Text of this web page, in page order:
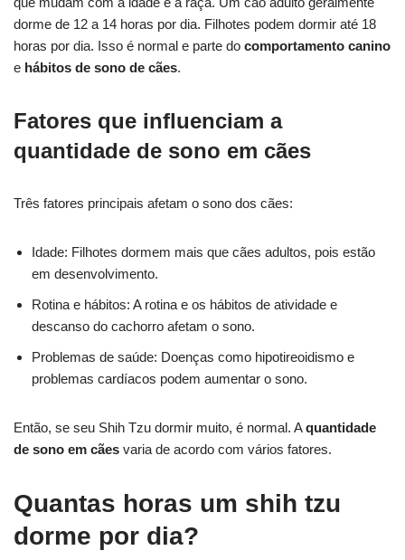
dorme de 12 a 14 horas por dia. Filhotes podem dormir até 18
horas por dia. Isso é normal e parte do comportamento canino
e hábitos de sono de cães.
Fatores que influenciam a
quantidade de sono em cães
Três fatores principais afetam o sono dos cães:
Idade: Filhotes dormem mais que cães adultos, pois estão
em desenvolvimento.
Rotina e hábitos: A rotina e os hábitos de atividade e
descanso do cachorro afetam o sono.
Problemas de saúde: Doenças como hipotireoidismo e
problemas cardíacos podem aumentar o sono.
Então, se seu Shih Tzu dormir muito, é normal. Aquantidade
de sono em cães varia de acordo com vários fatores.
Quantas horas um shih tzu
dorme por dia?